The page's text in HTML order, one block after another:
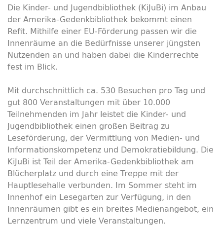
Die Kinder- und Jugendbibliothek (KiJuBi) im Anbau
der Amerika-Gedenkbibliothek bekommt einen
Refit. Mithilfe einer EU-Förderung passen wir die
Innenräume an die Bedürfnisse unserer jüngsten
Nutzenden an und haben dabei die Kinderrechte
fest im Blick.
Mit durchschnittlich ca. 530 Besuchen pro Tag und
gut 800 Veranstaltungen mit über 10.000
Teilnehmenden im Jahr leistet die Kinder- und
Jugendbibliothek einen großen Beitrag zu
Leseförderung, der Vermittlung von Medien- und
Informationskompetenz und Demokratiebildung. Die
KiJuBi ist Teil der Amerika-Gedenkbibliothek am
Blücherplatz und durch eine Treppe mit der
Hauptlesehalle verbunden. Im Sommer steht im
Innenhof ein Lesegarten zur Verfügung, in den
Innenräumen gibt es ein breites Medienangebot, ein
Lernzentrum und viele Veranstaltungen.